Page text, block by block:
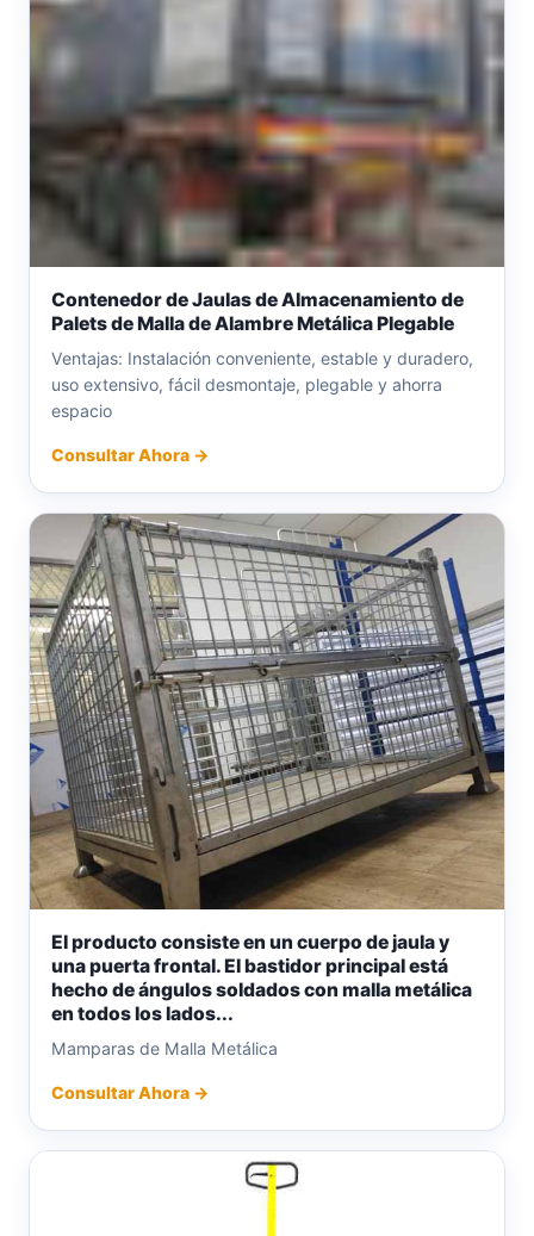
Contenedor de Jaulas de Almacenamiento de
Palets de Malla de Alambre Metálica Plegable
Ventajas: Instalación conveniente, estable y duradero,
uso extensivo, fácil desmontaje, plegable y ahorra
espacio
Consultar Ahora →
El producto consiste en un cuerpo de jaula y
una puerta frontal. El bastidor principal está
hecho de ángulos soldados con malla metálica
en todos los lados...
Mamparas de Malla Metálica
Consultar Ahora →